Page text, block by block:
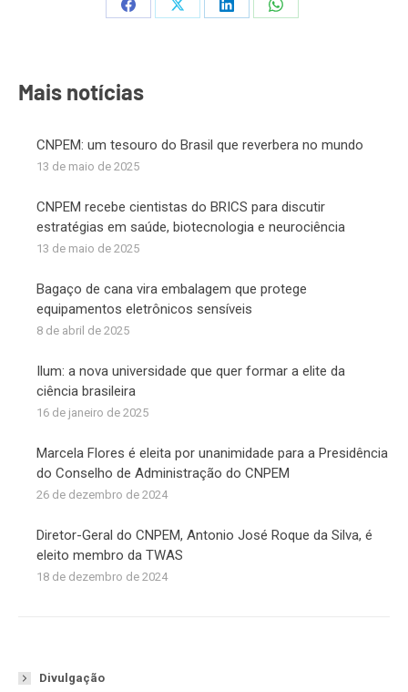
Share
Share
Share
Share
Mais notícias
CNPEM: um tesouro do Brasil que reverbera no mundo
13 de maio de 2025
CNPEM recebe cientistas do BRICS para discutir
estratégias em saúde, biotecnologia e neurociência
13 de maio de 2025
Bagaço de cana vira embalagem que protege
equipamentos eletrônicos sensíveis
8 de abril de 2025
Ilum: a nova universidade que quer formar a elite da
ciência brasileira
16 de janeiro de 2025
Marcela Flores é eleita por unanimidade para a Presidência
do Conselho de Administração do CNPEM
26 de dezembro de 2024
Diretor-Geral do CNPEM, Antonio José Roque da Silva, é
eleito membro da TWAS
18 de dezembro de 2024
Divulgação